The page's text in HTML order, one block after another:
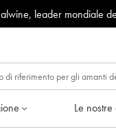
leader mondiale
Le nostre